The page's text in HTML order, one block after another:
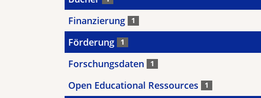
Finanzierung 1
Förderung 1
Forschungsdaten 1
Open Educational Ressources 1